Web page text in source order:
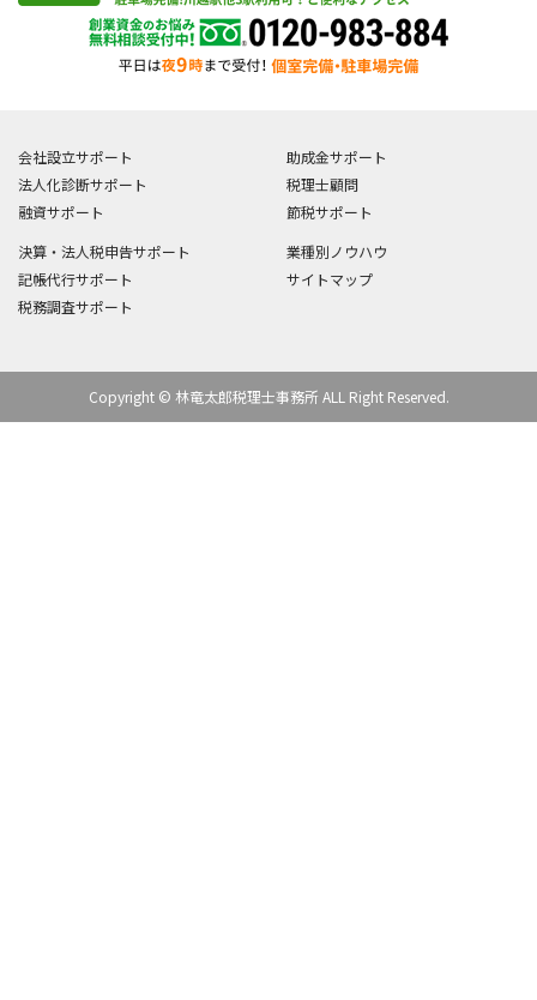
会社設立サポート
法人化診断サポート
融資サポート
助成金サポート
税理士顧問
節税サポート
決算・法人税申告サポート
記帳代行サポート
税務調査サポート
業種別ノウハウ
サイトマップ
Copyright © 林竜太郎税理士事務所 ALL Right Reserved.